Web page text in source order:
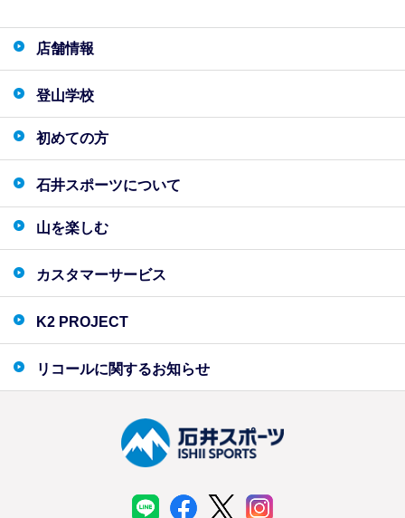
店舗情報
登山学校
初めての方
石井スポーツについて
山を楽しむ
カスタマーサービス
K2 PROJECT
リコールに関するお知らせ